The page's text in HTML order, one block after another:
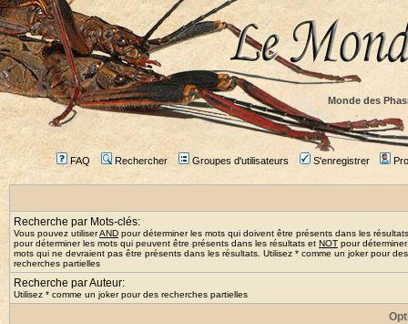
Monde des
FAQ Rechercher Groupes d'utilisateurs S'enregistrer
Recherche par Mots-clés:
Vous pouvez utiliserAND pour déterminer les mots qui doivent être présents dans les
pour déterminer les mots qui peuvent être présents dans les résultats et NOT pour
mots qui ne devraient pas être présents dans les résultats. Utilisez * comme un joker pour des
recherches partielles
Recherche par Auteur:
Utilisez * comme un joker pour des recherches partielles